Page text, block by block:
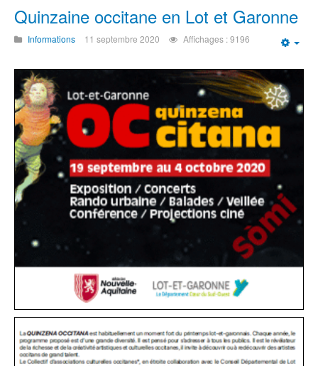
Quinzaine occitane en Lot et Garonne
Informations 11 septembre 2020 Affichages : 9196